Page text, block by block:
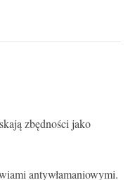
zbędności jako
antywłamaniowymi.